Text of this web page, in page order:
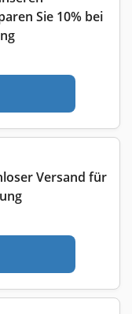
Sie 10% bei
Versand für